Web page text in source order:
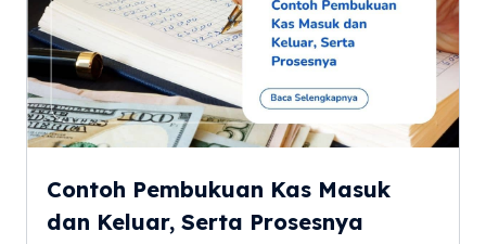
Contoh Pembukuan Kas Masuk
dan Keluar, Serta Prosesnya